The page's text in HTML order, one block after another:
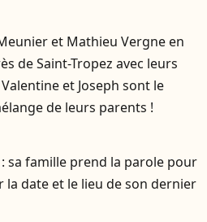
et Mathieu Vergne en
de Saint-Tropez avec leurs
et Joseph sont le
de leurs parents !
: sa famille prend la parole pour
la date et le lieu de son dernier